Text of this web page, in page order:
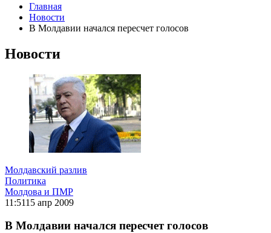
Главная
Новости
В Молдавии начался пересчет голосов
Новости
Молдавский разлив
Политика
Молдова и ПМР
11:5115 апр 2009
В Молдавии начался пересчет голосов